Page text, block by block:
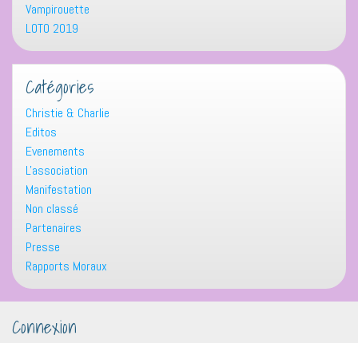
Vampirouette
LOTO 2019
Catégories
Christie & Charlie
Editos
Evenements
L'association
Manifestation
Non classé
Partenaires
Presse
Rapports Moraux
Connexion